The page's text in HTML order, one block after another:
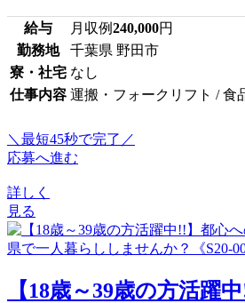
給与 月収例240,000円
勤務地
千葉県 野田市
寮・社宅 なし
仕事内容 運搬・フォークリフト / 食
＼最短45秒で完了／
応募へ進む
詳しく
見る
【18歳～39歳の方活躍